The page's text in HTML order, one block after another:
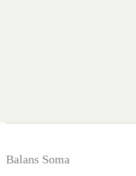
Balans Soma